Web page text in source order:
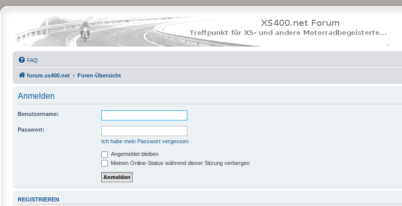
FAQ
forum.xs400.net Foren-Übersicht
Anmelden
Benutzername:
Passwort:
Ich habe mein Passwort vergessen
Angemeldet bleiben
Meinen Online-Status während dieser Sitzung verbergen
REGISTRIEREN